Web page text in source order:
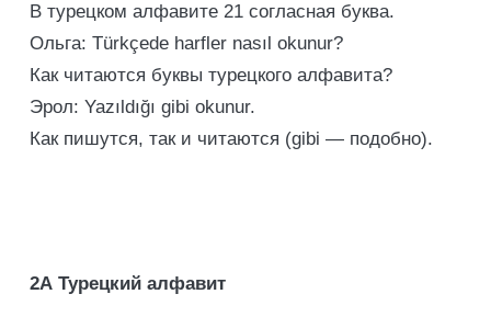
В турецком алфавите 21 согласная буква.
Ольга: Türkçede harfler nasıl okunur?
Как читаются буквы турецкого алфавита?
Эрол: Yazıldığı gibi okunur.
Как пишутся, так и читаются (gibi — подобно).
2A Турецкий алфавит